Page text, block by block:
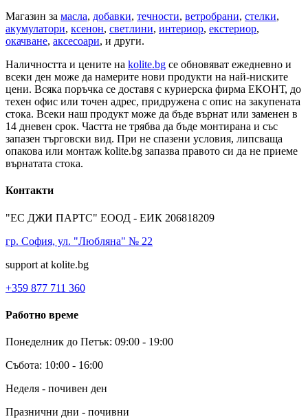
Магазин за масла, добавки, течности, ветробрани, стелки,
акумулатори, ксенон, светлини, интериор, екстериор,
окачване, аксесоари, и други.
Наличността и цените на kolite.bg се обновяват ежедневно и
всеки ден може да намерите нови продукти на най-ниските
цени. Всяка поръчка се доставя с куриерска фирма ЕКОНТ, до
техен офис или точен адрес, придружена с опис на закупената
стока. Всеки наш продукт може да бъде върнат или заменен в
14 дневен срок. Частта не трябва да бъде монтирана и със
запазен търговски вид. При не спазени условия, липсваща
опакова или монтаж kolite.bg запазва правото си да не приеме
върнатата стока.
Контакти
"ЕС ДЖИ ПАРТС" ЕООД - ЕИК 206818209
гр. София, ул. "Любляна" № 22
support at kolite.bg
+359 877 711 360
Работно време
Понеделник до Петък: 09:00 - 19:00
Събота: 10:00 - 16:00
Неделя - почивен ден
Празнични дни - почивни